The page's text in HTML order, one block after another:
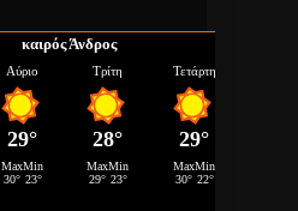
καιρός Άνδρος